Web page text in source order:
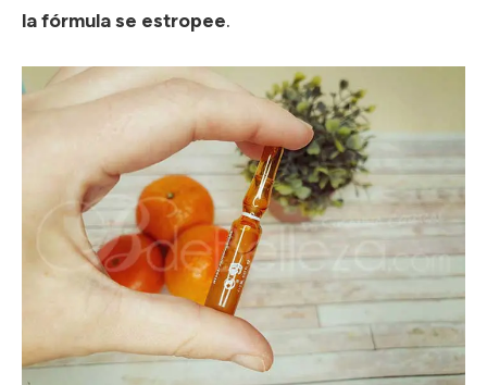
la fórmula se estropee.